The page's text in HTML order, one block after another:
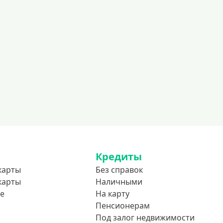
Visa Classic
UnionPay
Кредиты
Без справок
Наличными
На карту
Пенсионерам
Под залог недвижимости